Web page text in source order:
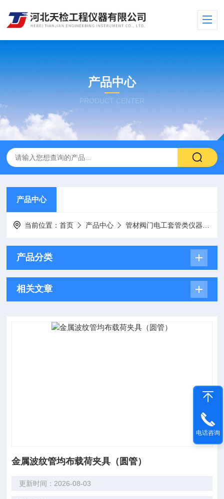
产品中心
PRODUCT CENTER
产品中心
当前位置：首页 产品中心 管材阀门电工套管类仪器
产品分类
相关文章
金属波纹管均布载荷夹具（圆管）
更新时间：2026-08-03
电话咨询